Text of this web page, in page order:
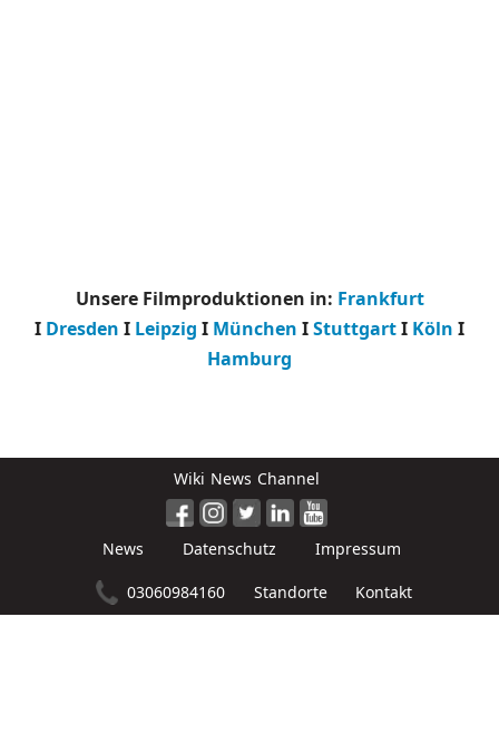
Unsere Filmproduktionen in: Frankfurt
I Dresden I Leipzig I München IStuttgartI Köln I
Hamburg
Wiki News Channel
News Datenschutz Impressum
03060984160 Standorte Kontakt